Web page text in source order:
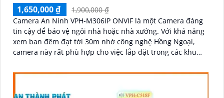
1,650,000 ₫
1,900,000 ₫
Camera An Ninh VPH-M306IP ONVIF là một Camera đáng
tin cậy để bảo vệ ngôi nhà hoặc nhà xưởng. Với khả năng
xem ban đêm đạt tới 30m nhờ công nghệ Hồng Ngoại,
camera này rất phù hợp cho việc lắp đặt trong các khu